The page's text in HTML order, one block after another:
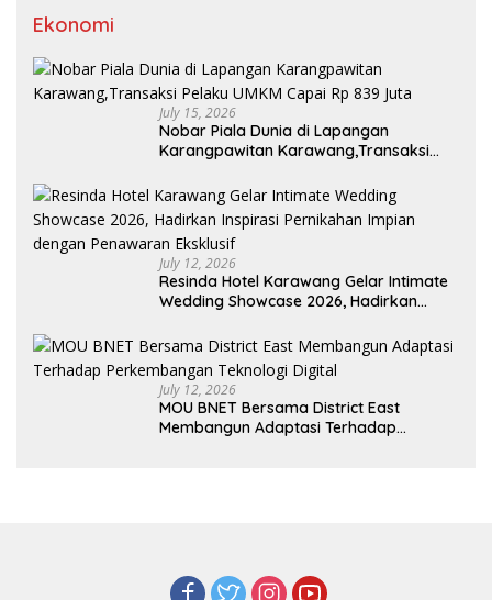
Ekonomi
July 15, 2026
Nobar Piala Dunia di Lapangan
Karangpawitan Karawang,Transaksi
July 12, 2026
Resinda Hotel Karawang Gelar Intimate
Wedding Showcase 2026, Hadirkan
Penawaran Eksklusif
July 12, 2026
MOU BNET Bersama District East
Membangun Adaptasi Terhadap